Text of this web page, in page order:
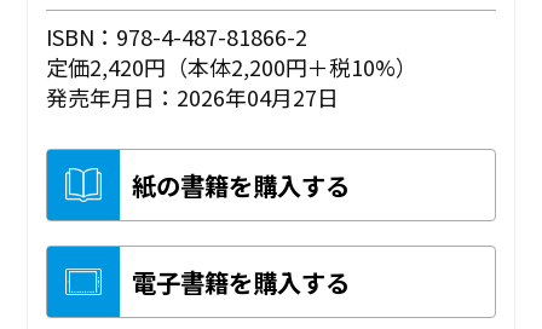
ISBN：978-4-487-81866-2
定価2,420円（本体2,200円＋税10%）
発売年月日：2026年04月27日
紙の書籍を購入する
電子書籍を購入する